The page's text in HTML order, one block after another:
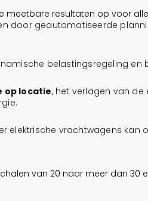
resultaten op voor alle
door geautomatiseerde
belastingsregeling en
op locatie, het verlagen van de
elektrische vrachtwagens kan
van 20 naar meer dan 30